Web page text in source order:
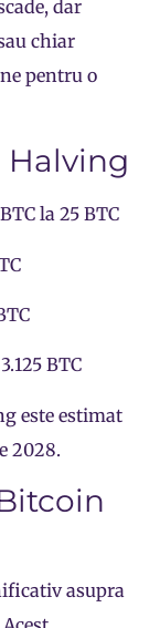
dar
chiar
pentru o
la 25 BTC
BTC
este estimat
2028.
asupra